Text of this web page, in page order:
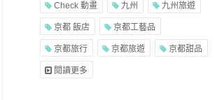
Check 動畫 九州 九州旅遊
京都 飯店 京都工藝品
京都旅行 京都旅遊 京都甜品
閱讀更多